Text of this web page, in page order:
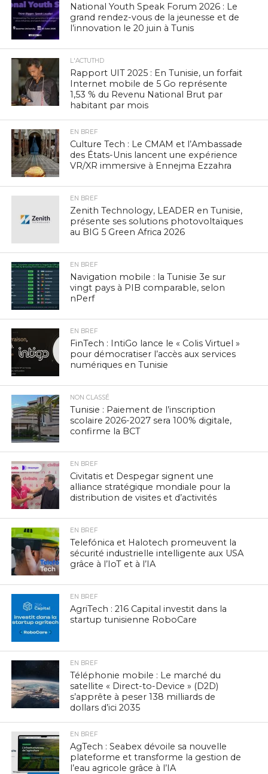
National Youth Speak Forum 2026 : Le
grand rendez-vous de la jeunesse et de
l’innovation le 20 juin à Tunis
L'ACTUTHD
Rapport UIT 2025 : En Tunisie, un forfait
Internet mobile de 5 Go représente
1,53 % du Revenu National Brut par
habitant par mois
EN BREF
Culture Tech : Le CMAM et l’Ambassade
des États-Unis lancent une expérience
VR/XR immersive à Ennejma Ezzahra
EN BREF
Zenith Technology, LEADER en Tunisie,
présente ses solutions photovoltaïques
au BIG 5 Green Africa 2026
EN BREF
Navigation mobile : la Tunisie 3e sur
vingt pays à PIB comparable, selon
nPerf
EN BREF
FinTech : IntiGo lance le « Colis Virtuel »
pour démocratiser l’accès aux services
numériques en Tunisie
NON CLASSÉ
Tunisie : Paiement de l’inscription
scolaire 2026-2027 sera 100% digitale,
confirme la BCT
EN BREF
Civitatis et Despegar signent une
alliance stratégique mondiale pour la
distribution de visites et d’activités
EN BREF
Telefónica et Halotech promeuvent la
sécurité industrielle intelligente aux USA
grâce à l’IoT et à l’IA
EN BREF
AgriTech : 216 Capital investit dans la
startup tunisienne RoboCare
EN BREF
Téléphonie mobile : Le marché du
satellite « Direct-to-Device » (D2D)
s’apprête à peser 138 milliards de
dollars d’ici 2035
EN BREF
AgTech : Seabex dévoile sa nouvelle
plateforme et transforme la gestion de
l’eau agricole grâce à l’IA